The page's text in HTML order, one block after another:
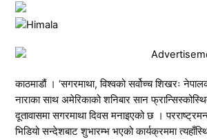
काठमाडौं । ‘सगरमाथा, विश्वको सर्वोच्च शिखरः
नाराका साथ अमेरिकाको शनिबार सान
दूतावासमा सगरमाथा दिवस मनाइएको छ ।
भिडियो सन्देशबाट शुभारम्भ भएको कार्यक्रममा